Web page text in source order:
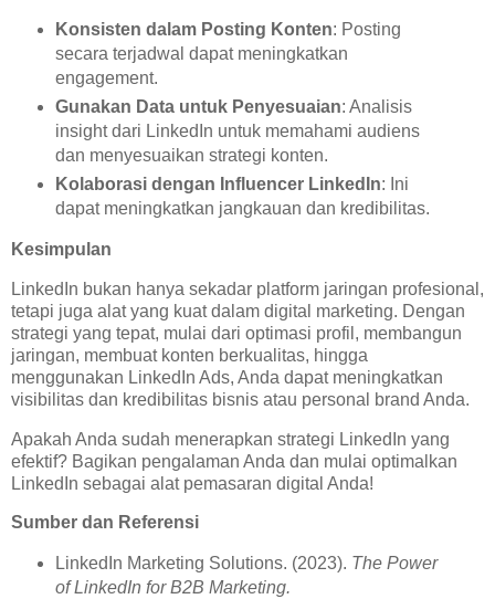
Konsisten dalam Posting Konten: Posting
secara terjadwal dapat meningkatkan
engagement.
Gunakan Data untuk Penyesuaian: Analisis
insight dari LinkedIn untuk memahami audiens
dan menyesuaikan strategi konten.
Kolaborasi dengan Influencer LinkedIn: Ini
dapat meningkatkan jangkauan dan kredibilitas.
Kesimpulan
LinkedIn bukan hanya sekadar platform jaringan profesional,
tetapi juga alat yang kuat dalam digital marketing. Dengan
strategi yang tepat, mulai dari optimasi profil, membangun
jaringan, membuat konten berkualitas, hingga
menggunakan LinkedIn Ads, Anda dapat meningkatkan
visibilitas dan kredibilitas bisnis atau personal brand Anda.
Apakah Anda sudah menerapkan strategi LinkedIn yang
efektif? Bagikan pengalaman Anda dan mulai optimalkan
LinkedIn sebagai alat pemasaran digital Anda!
Sumber dan Referensi
LinkedIn Marketing Solutions. (2023). The Power
of LinkedIn for B2B Marketing.